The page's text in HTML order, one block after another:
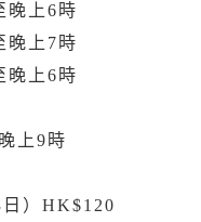
晚上6時
晚上7時
晚上6時
上9時
）HK$120